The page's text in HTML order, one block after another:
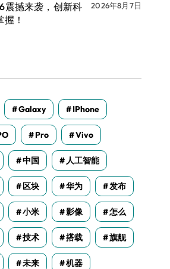
震撼来袭，创新科
！
2026年8月7日
Galaxy IPhone
Pro Vivo
中国 人工智能
区块 华为 发布
小米 影像 怎么
技术 搭载 旗舰
未来 机器